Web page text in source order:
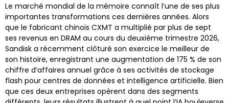
Le marché mondial de la mémoire connaît l’une de ses plus
importantes transformations ces dernières années. Alors
que le fabricant chinois CXMT a multiplié par plus de sept
ses revenus en DRAM au cours du deuxième trimestre 2026,
Sandisk a récemment clôturé son exercice le meilleur de
son histoire, enregistrant une augmentation de 175 % de son
chiffre d’affaires annuel grâce à ses activités de stockage
flash pour centres de données et intelligence artificielle. Bien
que ces deux entreprises opèrent dans des segments